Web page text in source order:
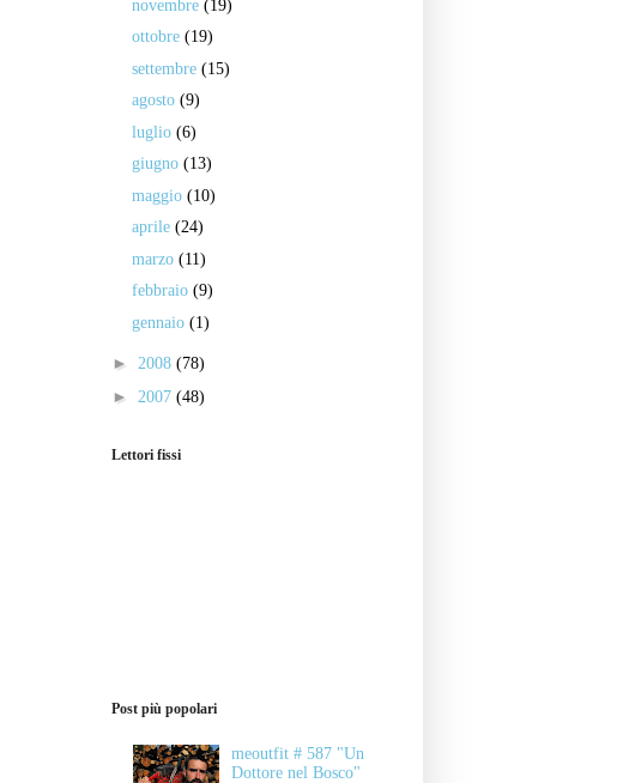
novembre (19)
ottobre (19)
settembre (15)
agosto (9)
luglio (6)
giugno (13)
maggio (10)
aprile (24)
marzo (11)
febbraio (9)
gennaio (1)
► 2008 (78)
► 2007 (48)
Lettori fissi
Post più popolari
meoutfit # 587 "Un
Dottore nel Bosco"